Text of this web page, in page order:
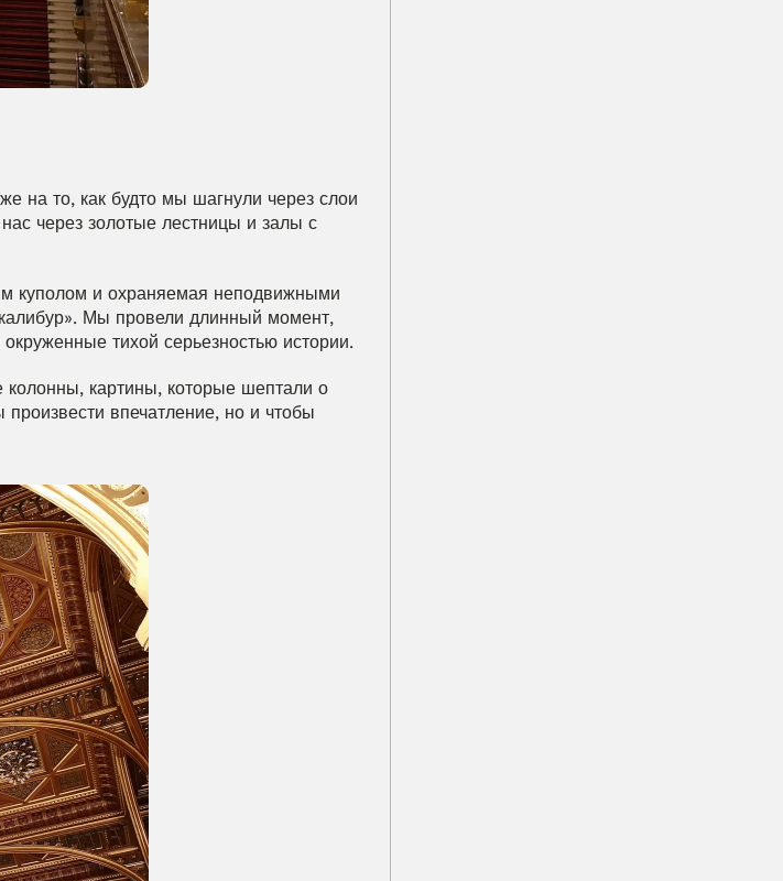
на то, как будто мы шагнули через слои
через золотые лестницы и залы с
куполом и охраняемая неподвижными
Мы провели длинный момент,
тихой серьезностью истории.
картины, которые шептали о